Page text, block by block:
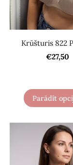
Krūšturis 822
€27,50
Parādīt